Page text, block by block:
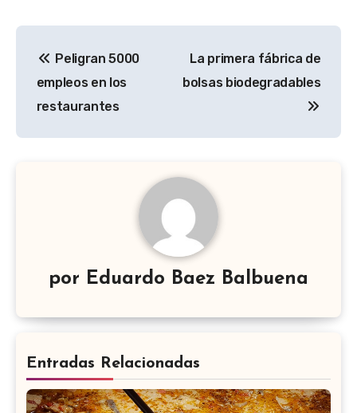
de
entradas
Peligran 5000
empleos en los
restaurantes
La primera fábrica de
bolsas biodegradables
por Eduardo Baez Balbuena
Entradas Relacionadas